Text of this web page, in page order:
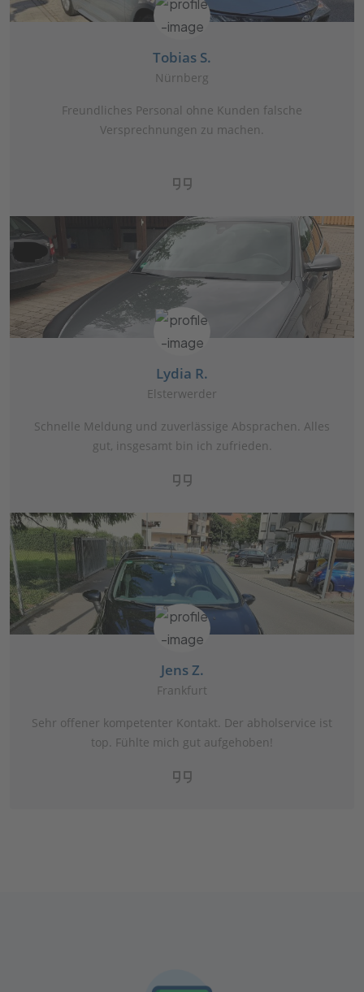
Tobias S.
Nürnberg
Freundliches Personal ohne Kunden falsche
Versprechnungen zu machen.
Lydia R.
Elsterwerder
Schnelle Meldung und zuverlässige Absprachen. Alles
gut, insgesamt bin ich zufrieden.
Jens Z.
Frankfurt
Sehr offener kompetenter Kontakt. Der abholservice ist
top. Fühlte mich gut aufgehoben!